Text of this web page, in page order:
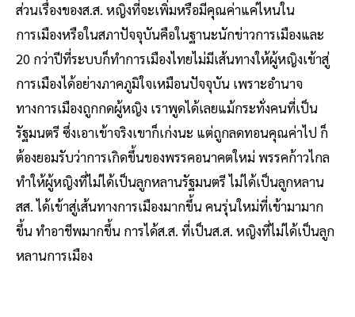
ส่วนเรื่องของส.ส. หญิงที่จะเพิ่มหรือมีคุณค่าแค่ไหนใน
การเมืองหรือในสภาปัจจุบันคือในฐานะนักข่าวการเมืองและ
20 กว่าปีที่ระบบก็ทำการเมืองไทยไม่มีเส้นทางให้ผู้หญิงเข้าสู่
การเมืองได้อย่างภาคภูมิใจเหมือนปัจจุบัน เพราะอำนาจ
ทางการเมืองถูกกดผู้หญิง เราพูดได้เลยแม้กระทั่งคนที่เป็น
รัฐมนตรี ซึ่งเอาเข้าจริงเขาก็เก่งนะ แต่ถูกลดทอนคุณค่าไป ก็
ต้องยอมรับว่าการเกิดขึ้นของพรรคอนาคตใหม่ พรรคก้าวไกล
ทำให้ผู้หญิงที่ไม่ได้เป็นลูกหลานรัฐมนตรี ไม่ได้เป็นลูกหลาน
สส. ได้เข้าสู่เส้นทางการเมืองมากขึ้น คนรุ่นใหม่ที่เข้ามามาก
ขึ้น ทำอาชีพมากขึ้น การได้ส.ส. ที่เป็นส.ส. หญิงที่ไม่ได้เป็นลูก
หลานการเมือง